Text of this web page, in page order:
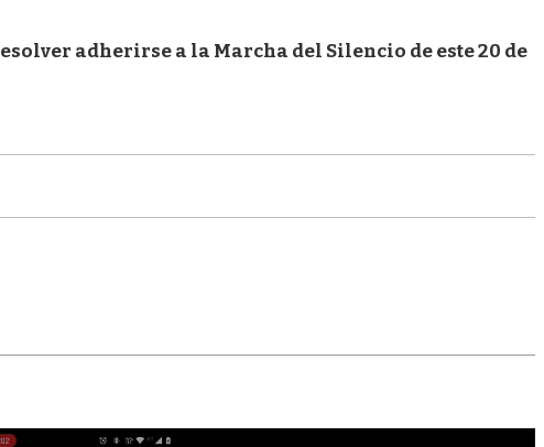
adherirse a la Marcha del Silencio de este 20 de